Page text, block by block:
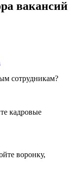
вакансий
сотрудникам?
кадровые
воронку,